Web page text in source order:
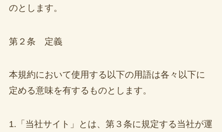
のとします。
第２条 定義
本規約において使用する以下の用語は各々以下に
定める意味を有するものとします。
1.「当社サイト」とは、第３条に規定する当社が運